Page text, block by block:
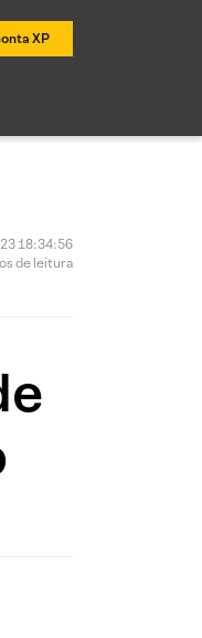
XP
18:34:56
de leitura